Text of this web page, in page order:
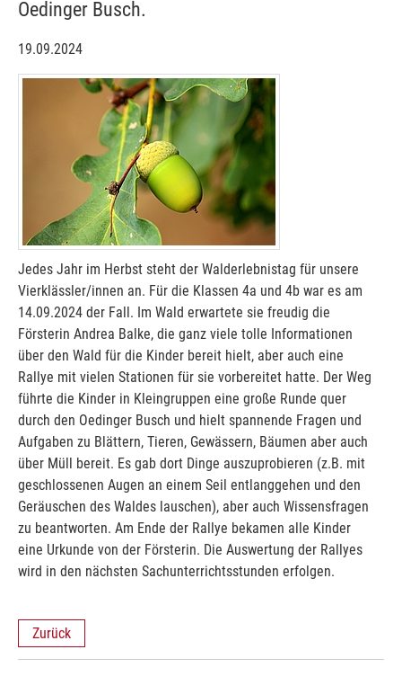
Oedinger Busch.
19.09.2024
Jedes Jahr im Herbst steht der Walderlebnistag für unsere
Vierklässler/innen an. Für die Klassen 4a und 4b war es am
14.09.2024 der Fall. Im Wald erwartete sie freudig die
Försterin Andrea Balke, die ganz viele tolle Informationen
über den Wald für die Kinder bereit hielt, aber auch eine
Rallye mit vielen Stationen für sie vorbereitet hatte. Der Weg
führte die Kinder in Kleingruppen eine große Runde quer
durch den Oedinger Busch und hielt spannende Fragen und
Aufgaben zu Blättern, Tieren, Gewässern, Bäumen aber auch
über Müll bereit. Es gab dort Dinge auszuprobieren (z.B. mit
geschlossenen Augen an einem Seil entlanggehen und den
Geräuschen des Waldes lauschen), aber auch Wissensfragen
zu beantworten. Am Ende der Rallye bekamen alle Kinder
eine Urkunde von der Försterin. Die Auswertung der Rallyes
wird in den nächsten Sachunterrichtsstunden erfolgen.
Zurück